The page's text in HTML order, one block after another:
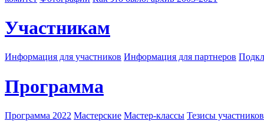
Участникам
Информация для участников Информация для партнеров
Программа
Программа 2022 Мастерские Мастер-классы Тезисы